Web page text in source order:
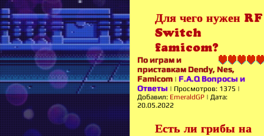
Для чего нужен RF
Switch
famicom?
По играм и
приставкам Dendy, Nes,
Famicom | F.A.Q Вопросы и
Ответы | Просмотров: 1375 |
Добавил: EmeraldGP | Дата:
20.05.2022
Есть ли грибы на